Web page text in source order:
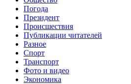
Погода
Президент
Происшествия
Публикации читателей
Разное
Спорт
Транспорт
Фото и видео
Экономика